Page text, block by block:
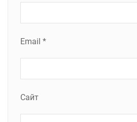
Email *
Сайт